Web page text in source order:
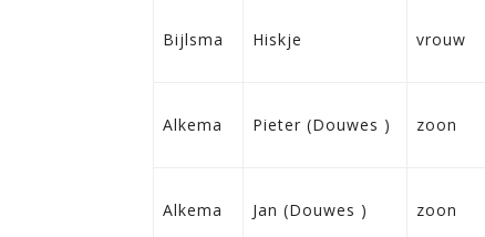
Bijlsma Hiskje vrouw
Alkema Pieter (Douwes ) zoon
Alkema Jan (Douwes ) zoon